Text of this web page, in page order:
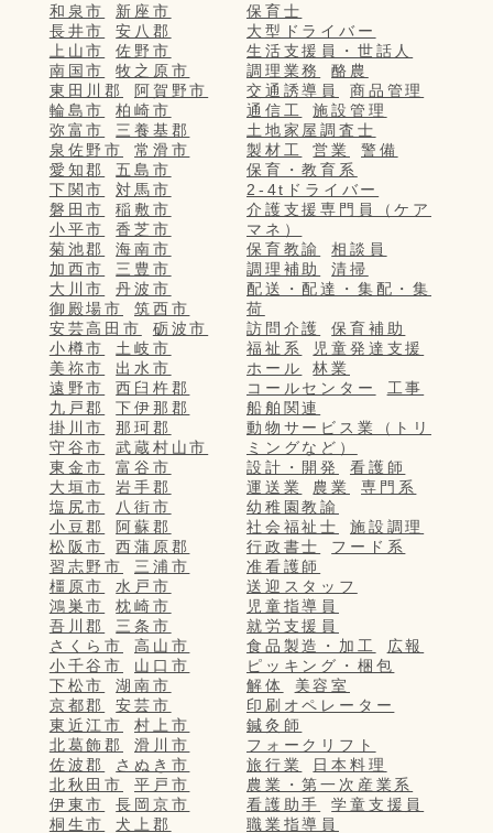
和泉市
新座市
長井市
安八郡
上山市
佐野市
南国市
牧之原市
東田川郡
阿賀野市
輪島市
柏崎市
弥富市
三養基郡
泉佐野市
常滑市
愛知郡
五島市
下関市
対馬市
磐田市
稲敷市
小平市
香芝市
菊池郡
海南市
加西市
三豊市
大川市
丹波市
御殿場市
筑西市
安芸高田市
砺波市
小樽市
土岐市
美祢市
出水市
遠野市
西臼杵郡
九戸郡
下伊那郡
掛川市
那珂郡
守谷市
武蔵村山市
東金市
富谷市
大垣市
岩手郡
塩尻市
八街市
小豆郡
阿蘇郡
松阪市
西蒲原郡
習志野市
三浦市
橿原市
水戸市
鴻巣市
枕崎市
吾川郡
三条市
さくら市
高山市
小千谷市
山口市
下松市
湖南市
京都郡
安芸市
東近江市
村上市
北葛飾郡
滑川市
佐波郡
さぬき市
北秋田市
平戸市
伊東市
長岡京市
桐生市
犬上郡
保育士
大型ドライバー
生活支援員・世話人
調理業務
酪農
交通誘導員
商品管理
通信工
施設管理
土地家屋調査士
製材工
営業
警備
保育・教育系
2-4tドライバー
介護支援専門員（ケア
マネ）
保育教諭
相談員
調理補助
清掃
配送・配達・集配・集
荷
訪問介護
保育補助
福祉系
児童発達支援
ホール
林業
コールセンター
工事
船舶関連
動物サービス業（トリ
ミングなど）
設計・開発
看護師
運送業
農業
専門系
幼稚園教諭
社会福祉士
施設調理
行政書士
フード系
准看護師
送迎スタッフ
児童指導員
就労支援員
食品製造・加工
広報
ピッキング・梱包
解体
美容室
印刷オペレーター
鍼灸師
フォークリフト
旅行業
日本料理
農業・第一次産業系
看護助手
学童支援員
職業指導員